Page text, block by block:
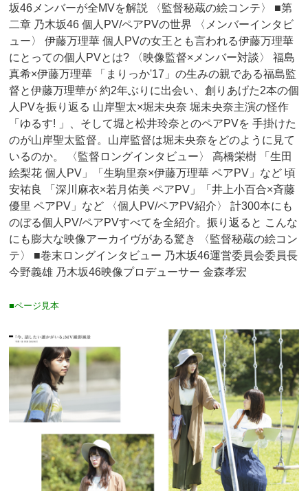
坂46メンバーが全MVを解説 〈監督秘蔵の絵コンテ〉 ■第
二章 乃木坂46 個人PV/ペアPVの世界 〈メンバーインタビ
ュー〉 伊藤万理華 個人PVの女王とも言われる伊藤万理華
にとっての個人PVとは? 〈映像監督×メンバー対談〉 福島
真希×伊藤万理華 「まりっか'17」の生みの親である福島監
督と伊藤万理華が 約2年ぶりに出会い、創りあげた2本の個
人PVを振り返る 山岸聖太×堀未央奈 堀未央奈主演の怪作
「ゆるす! 」、そして堀と松井玲奈とのペアPVを 手掛けた
のが山岸聖太監督。山岸監督は堀未央奈をどのように見て
いるのか。 〈監督ロングインタビュー〉 高橋栄樹 「生田
絵梨花 個人PV」「生駒里奈×伊藤万理華 ペアPV」など 頃
安祐良 「深川麻衣×若月佑美 ペアPV」「井上小百合×斉藤
優里 ペアPV」など 〈個人PV/ペアPV紹介〉 計300本にも
のぼる個人PV/ペアPVすべてを全紹介。振り返ると こんな
にも膨大な映像アーカイヴがある驚き 〈監督秘蔵の絵コン
テ〉 ■巻末ロングインタビュー 乃木坂46運営委員会委員長
今野義雄 乃木坂46映像プロデューサー 金森孝宏
■ページ見本